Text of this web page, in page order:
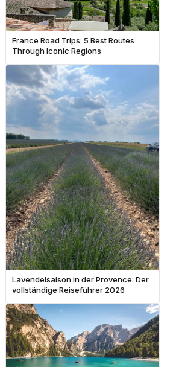
France Road Trips: 5 Best Routes
Through Iconic Regions
Lavendelsaison in der Provence: Der
vollständige Reiseführer 2026